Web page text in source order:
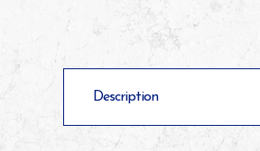
Description